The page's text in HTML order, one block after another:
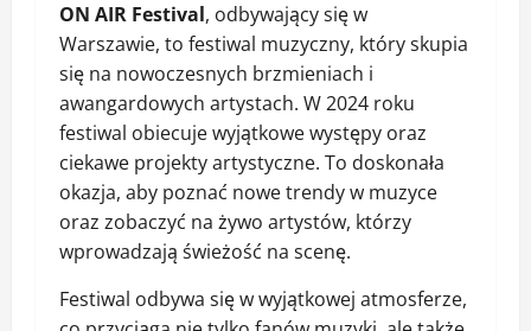
ON AIR Festival, odbywający się w
Warszawie, to festiwal muzyczny, który skupia
się na nowoczesnych brzmieniach i
awangardowych artystach. W 2024 roku
festiwal obiecuje wyjątkowe występy oraz
ciekawe projekty artystyczne. To doskonała
okazja, aby poznać nowe trendy w muzyce
oraz zobaczyć na żywo artystów, którzy
wprowadzają świeżość na scenę.
Festiwal odbywa się w wyjątkowej atmosferze,